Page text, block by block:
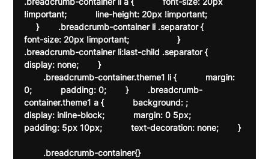
!important;            line-height: 20px !important;
     }        .breadcrumb-container li .separator {
font-size: 20px !important;                    }
.breadcrumb-container li:last-child .separator {
display: none;        }
0;            padding: 0;        }        .breadcrumb-
container.theme1 a {            background: ;
display: inline-block;            margin: 0 5px;
padding: 5px 10px;            text-decoration: none;        }